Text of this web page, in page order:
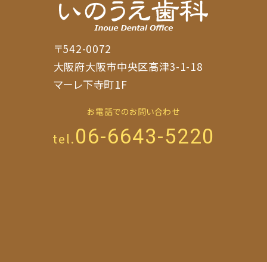
〒542-0072
大阪府大阪市中央区高津3-1-18
マーレ下寺町1F
お電話でのお問い合わせ
tel.06-6643-5220